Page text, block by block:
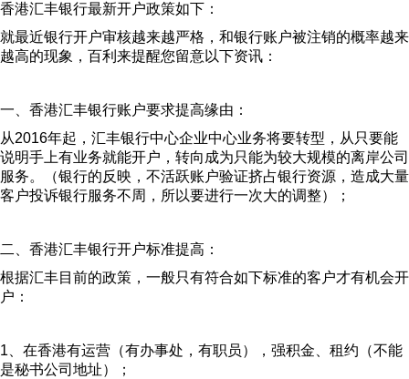
香港汇丰银行最新开户政策如下：
就最近银行开户审核越来越严格，和银行账户被注销的概率越来
越高的现象，百利来提醒您留意以下资讯：
一、香港汇丰银行账户要求提高缘由：
从2016年起，汇丰银行中心企业中心业务将要转型，从只要能
说明手上有业务就能开户，转向成为只能为较大规模的离岸公司
服务。（银行的反映，不活跃账户验证挤占银行资源，造成大量
客户投诉银行服务不周，所以要进行一次大的调整）；
二、香港汇丰银行开户标准提高：
根据汇丰目前的政策，一般只有符合如下标准的客户才有机会开
户：
1、在香港有运营（有办事处，有职员），强积金、租约（不能
是秘书公司地址）；